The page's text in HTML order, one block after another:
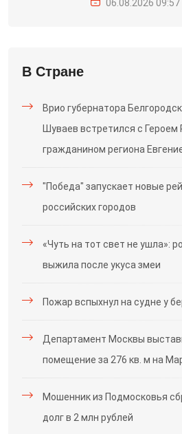
06.08.2026 09:57
В Стране
Врио губернатора
Шуваев встретился с
гражданином региона
"Победа" запускает новые
российских городов
«Чуть на тот свет не ушла»:
выжила после укуса змеи
Пожар вспыхнул на судне у
Департамент Москвы
помещение за 276 кв. м на
Мошенник из Подмосковья
долг в 2 млн рублей